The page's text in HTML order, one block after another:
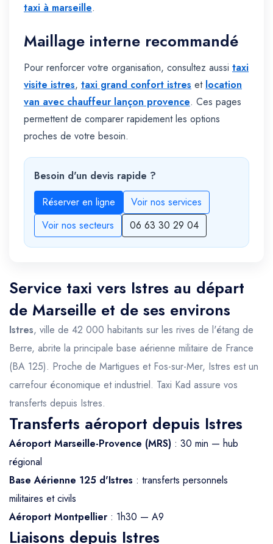
taxi à marseille.
Maillage interne recommandé
Pour renforcer votre organisation, consultez aussi taxi
visite istres, taxi grand confort istres et location
van avec chauffeur lançon provence. Ces pages
permettent de comparer rapidement les options
proches de votre besoin.
Besoin d'un devis rapide ?
Réserver en ligne
Voir nos services
Voir nos secteurs
06 63 30 29 04
Service taxi vers Istres au départ
de Marseille et de ses environs
Istres, ville de 42 000 habitants sur les rives de l'étang de
Berre, abrite la principale base aérienne militaire de France
(BA 125). Proche de Martigues et Fos-sur-Mer, Istres est un
carrefour économique et industriel. Taxi Kad assure vos
transferts depuis Istres.
Transferts aéroport depuis Istres
Aéroport Marseille-Provence (MRS) : 30 min — hub
régional
Base Aérienne 125 d'Istres : transferts personnels
militaires et civils
Aéroport Montpellier : 1h30 — A9
Liaisons depuis Istres